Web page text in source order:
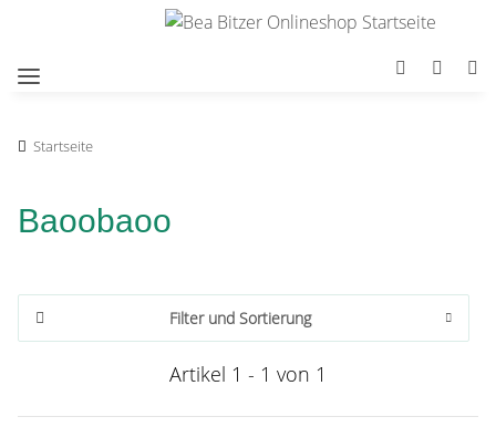
Startseite
Baoobaoo
Filter und Sortierung
Artikel 1 - 1 von 1